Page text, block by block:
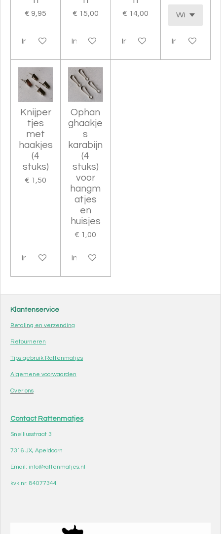
€ 9,95
In winkelwagen
€ 15,00
In winkelwagen
€ 14,00
In winkelwagen
In
Knijper
tjes
met
haakjes
(4
stuks)
€ 1,50
In winkelwagen
Ophan
ghaakje
s
karabijn
(4
stuks)
voor
hangm
atjes
en
huisjes
€ 1,00
In winkelwagen
Klantenservice
Betaling en verzending
Retourneren
Tips gebruik Rattenmatjes
Algemene voorwaarden
Over ons
Contact Rattenmatjes
Snelliusstraat 3
7316 JX, Apeldoorn
Email: info@rattenmatjes.nl
kvk nr: 84077344